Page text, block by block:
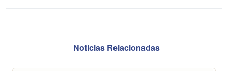
Noticias Relacionadas